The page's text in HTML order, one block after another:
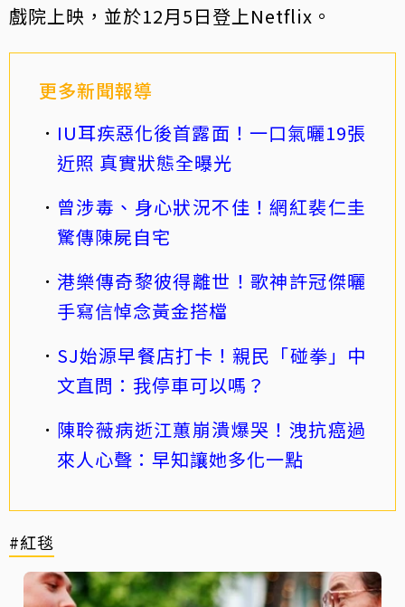
戲院上映，並於12月5日登上Netflix。
更多新聞報導
IU耳疾惡化後首露面！一口氣曬19張
近照 真實狀態全曝光
曾涉毒、身心狀況不佳！網紅裴仁圭
驚傳陳屍自宅
港樂傳奇黎彼得離世！歌神許冠傑曬
手寫信悼念黃金搭檔
SJ始源早餐店打卡！親民「碰拳」中
文直問：我停車可以嗎？
陳聆薇病逝江蕙崩潰爆哭！洩抗癌過
來人心聲：早知讓她多化一點
#紅毯